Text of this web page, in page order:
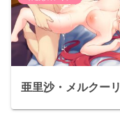
亜里沙・メルクーリ